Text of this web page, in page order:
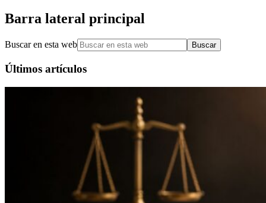
Barra lateral principal
Buscar en esta web
Últimos artículos